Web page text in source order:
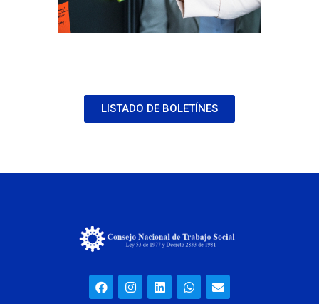
LISTADO DE BOLETÍNES